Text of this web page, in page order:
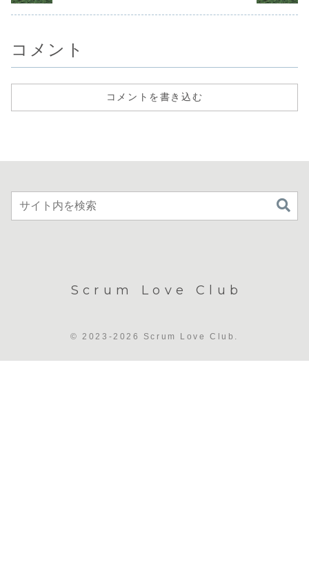
コメント
コメントを書き込む
Scrum Love Club
© 2023-2026 Scrum Love Club.